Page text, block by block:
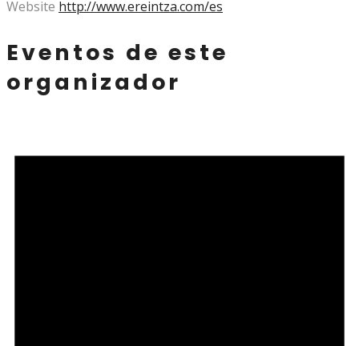
Website http://www.ereintza.com/es
Eventos de este
organizador